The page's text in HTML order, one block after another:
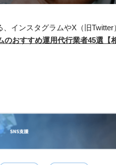
、インスタグラムやX（旧
のおすすめ運用代行業者45選【